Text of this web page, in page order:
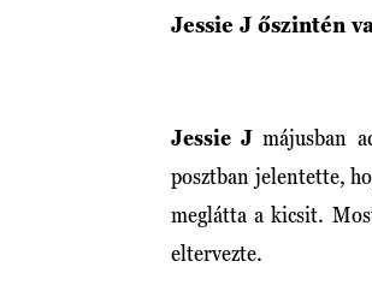
Jessie J őszintén
Jessie J májusban
posztban jelentette,
meglátta a kicsit.
eltervezte.